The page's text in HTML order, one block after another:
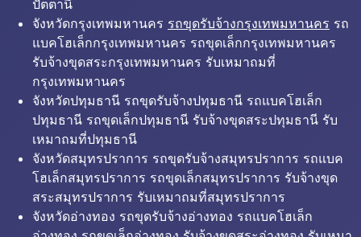
ปัตตานี
จังหวัดกรุงเทพมหานคร รถขุดรับจ้างกรุงเทพมหานคร รถ
แบคโฮเล็กกรุงเทพมหานคร รถขุดเล็กกรุงเทพมหานคร
รับจ้างขุดสระกรุงเทพมหานคร รับเหมาถมที่
กรุงเทพมหานคร
จังหวัดปทุมธานี รถขุดรับจ้างปทุมธานี รถแบคโฮเล็ก
ปทุมธานี รถขุดเล็กปทุมธานี รับจ้างขุดสระปทุมธานี รับ
เหมาถมที่ปทุมธานี
จังหวัดสมุทรปราการ รถขุดรับจ้างสมุทรปราการ รถแบค
โฮเล็กสมุทรปราการ รถขุดเล็กสมุทรปราการ รับจ้างขุด
สระสมุทรปราการ รับเหมาถมที่สมุทรปราการ
จังหวัดอ่างทอง รถขุดรับจ้างอ่างทอง รถแบคโฮเล็ก